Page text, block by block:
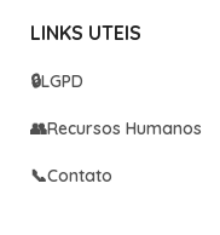
LINKS UTEIS
🔒LGPD
👥Recursos Humanos
📞Contato